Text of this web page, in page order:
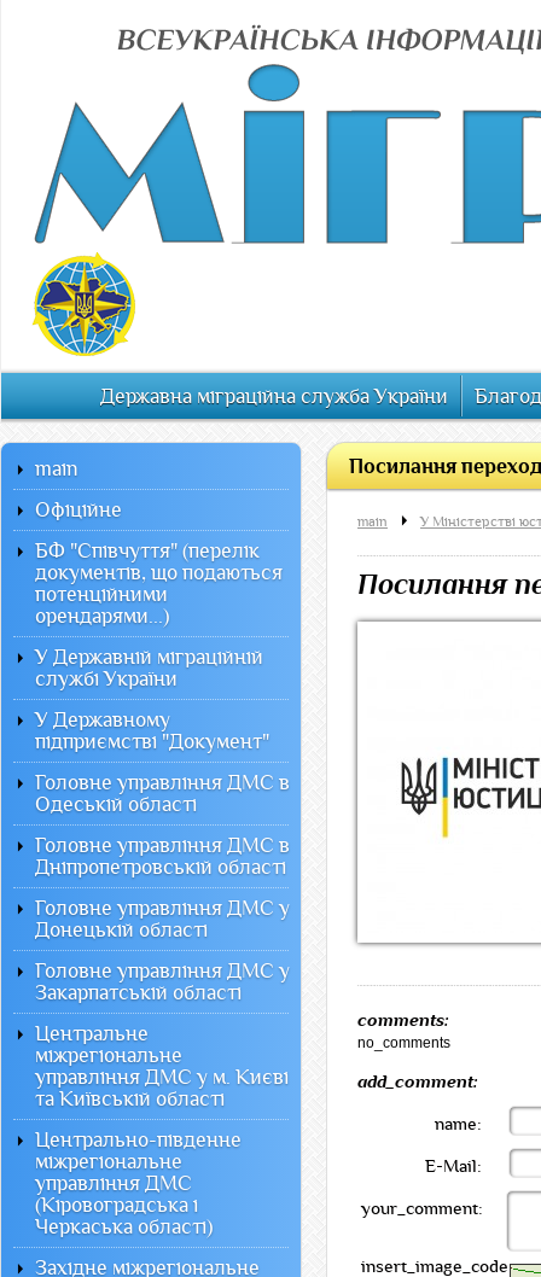
Державна міграційна служба України
Посилання
main У Міністерстві
Посилання
comments:
no_comments
add_comment:
name:
E-Mail:
your_comment:
insert_image_code:
main
Офiцiйне
БФ "Співчуття" (перелік
документів, що подаються
потенційними
орендарями...)
У Державній міграційній
службі України
У Державному
підприємстві "Документ"
Головне управління ДМС в
Одеській області
Головне управління ДМС в
Дніпропетровській області
Головне управління ДМС у
Донецькій області
Головне управління ДМС у
Закарпатській області
Центральне
міжрегіональне
управління ДМС у м. Києві
та Київській області
Центрально-південне
міжрегіональне
управління ДМС
(Кіровоградська і
Черкаська області)
Західне міжрегіональне